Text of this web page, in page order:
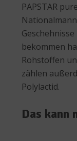
PAPSTAR
bekommen
Rohstoffen
zählen
Polylactid.
Das